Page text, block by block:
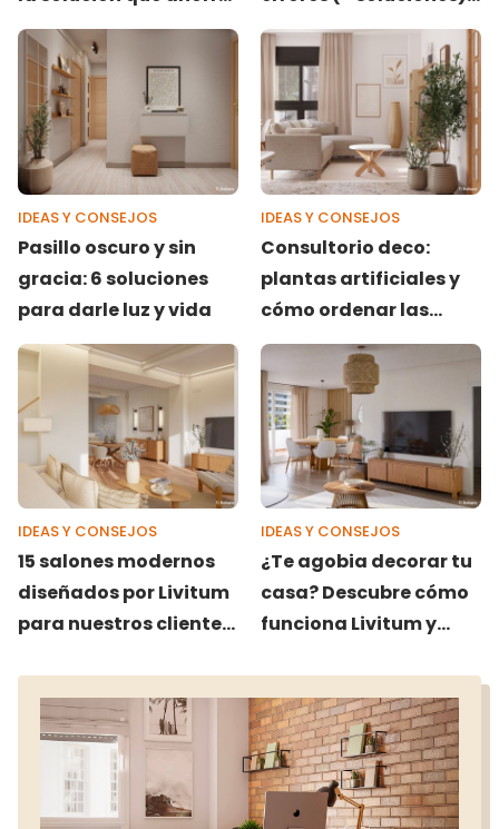
tiempo y dinero a
empresas e
inmobiliarias
que debes evitar al
aplicar este blanco
etéreo
IDEAS Y CONSEJOS
Pasillo oscuro y sin
gracia: 6 soluciones
para darle luz y vida
IDEAS Y CONSEJOS
Consultorio deco:
plantas artificiales y
cómo ordenar las
tazas
IDEAS Y CONSEJOS
15 salones modernos
diseñados por Livitum
para nuestros clientes:
elegantes y para
todos los gustos
IDEAS Y CONSEJOS
¿Te agobia decorar tu
casa? Descubre cómo
funciona Livitum y